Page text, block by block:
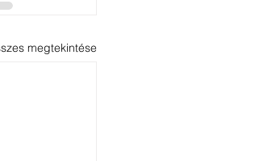
megtekintése